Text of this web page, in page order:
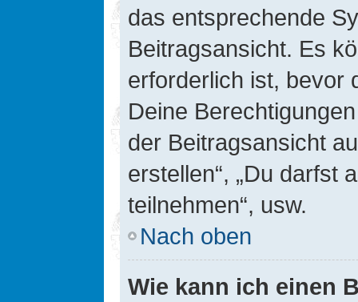
das entsprechende
Beitragsansicht. Es
erforderlich ist, bevor
Deine
der Beitragsansicht
erstellen“, „Du darfst
teilnehmen“, usw.
Nach oben
Wie kann ich einen